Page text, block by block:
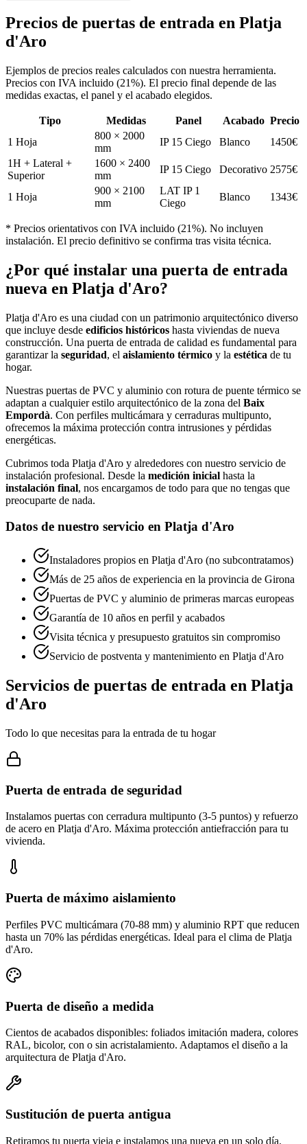
Precios de puertas de entrada en Platja
d'Aro
Ejemplos de precios reales calculados con nuestra herramienta.
Precios con IVA incluido (21%). El precio final depende de las
medidas exactas, el panel y el acabado elegidos.
Tipo Medidas Panel Acabado Precio
1 Hoja
800 × 2000
mm
IP 15 Ciego Blanco 1450€
1H + Lateral +
Superior
1600 × 2400
mm
IP 15 Ciego Decorativo 2575€
1 Hoja
900 × 2100
mm
LAT IP 1
Ciego
Blanco 1343€
* Precios orientativos con IVA incluido (21%). No incluyen
instalación. El precio definitivo se confirma tras visita técnica.
¿Por qué instalar una puerta de entrada
nueva en Platja d'Aro?
Platja d'Aro es una ciudad con un patrimonio arquitectónico diverso
que incluye desde edificios históricos hasta viviendas de nueva
construcción. Una puerta de entrada de calidad es fundamental para
garantizar la seguridad, el aislamiento térmico y la estética de tu
hogar.
Nuestras puertas de PVC y aluminio con rotura de puente térmico se
adaptan a cualquier estilo arquitectónico de la zona del Baix
Empordà. Con perfiles multicámara y cerraduras multipunto,
ofrecemos la máxima protección contra intrusiones y pérdidas
energéticas.
Cubrimos toda Platja d'Aro y alrededores con nuestro servicio de
instalación profesional. Desde la medición inicial hasta la
instalación final, nos encargamos de todo para que no tengas que
preocuparte de nada.
Datos de nuestro servicio en Platja d'Aro
Instaladores propios en Platja d'Aro (no subcontratamos)
Más de 25 años de experiencia en la provincia de Girona
Puertas de PVC y aluminio de primeras marcas europeas
Garantía de 10 años en perfil y acabados
Visita técnica y presupuesto gratuitos sin compromiso
Servicio de postventa y mantenimiento en Platja d'Aro
Servicios de puertas de entrada en Platja
d'Aro
Todo lo que necesitas para la entrada de tu hogar
Puerta de entrada de seguridad
Instalamos puertas con cerradura multipunto (3-5 puntos) y refuerzo
de acero en Platja d'Aro. Máxima protección antiefracción para tu
vivienda.
Puerta de máximo aislamiento
Perfiles PVC multicámara (70-88 mm) y aluminio RPT que reducen
hasta un 70% las pérdidas energéticas. Ideal para el clima de Platja
d'Aro.
Puerta de diseño a medida
Cientos de acabados disponibles: foliados imitación madera, colores
RAL, bicolor, con o sin acristalamiento. Adaptamos el diseño a la
arquitectura de Platja d'Aro.
Sustitución de puerta antigua
Retiramos tu puerta vieja e instalamos una nueva en un solo día.